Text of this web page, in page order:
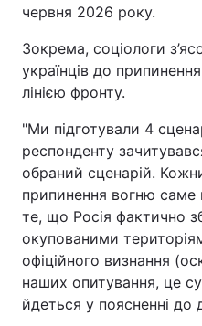
червня 2026 року.
Зокрема, соціологи
українців до
лінією фронту.
"Ми підготували 4
респонденту
обраний сценарій.
припинення вогню саме
те, що Росія фактично
окупованими
офіційного визнання
наших опитування, це
йдеться у поясненні до